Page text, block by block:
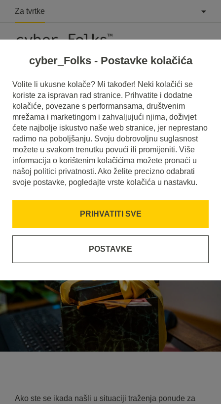
Za tvrtke
Web stranice
Web stranice po vašoj mjeri
9 kolovoza 2016 5 prosinca 2023
cca. min
Ako ste se ikada našli u situaciji traženja ponude za
cyber_Folks - Postavke kolačića
Volite li ukusne kolače? Mi također! Neki kolačići se
koriste za ispravan rad stranice. Prihvatite i dodatne
kolačiće, povezane s performansama, društvenim
mrežama i marketingom i zahvaljujući njima, doživjet
ćete najbolje iskustvo naše web stranice, jer neprestano
radimo na poboljšanju. Svoju dobrovoljnu suglasnost
možete u svakom trenutku povući ili promijeniti. Više
informacija o korištenim kolačićima možete pronaći u
našoj politici privatnosti. Ako želite precizno odabrati
svoje postavke, pogledajte vrste kolačića u nastavku.
PRIHVATITI SVE
POSTAVKE